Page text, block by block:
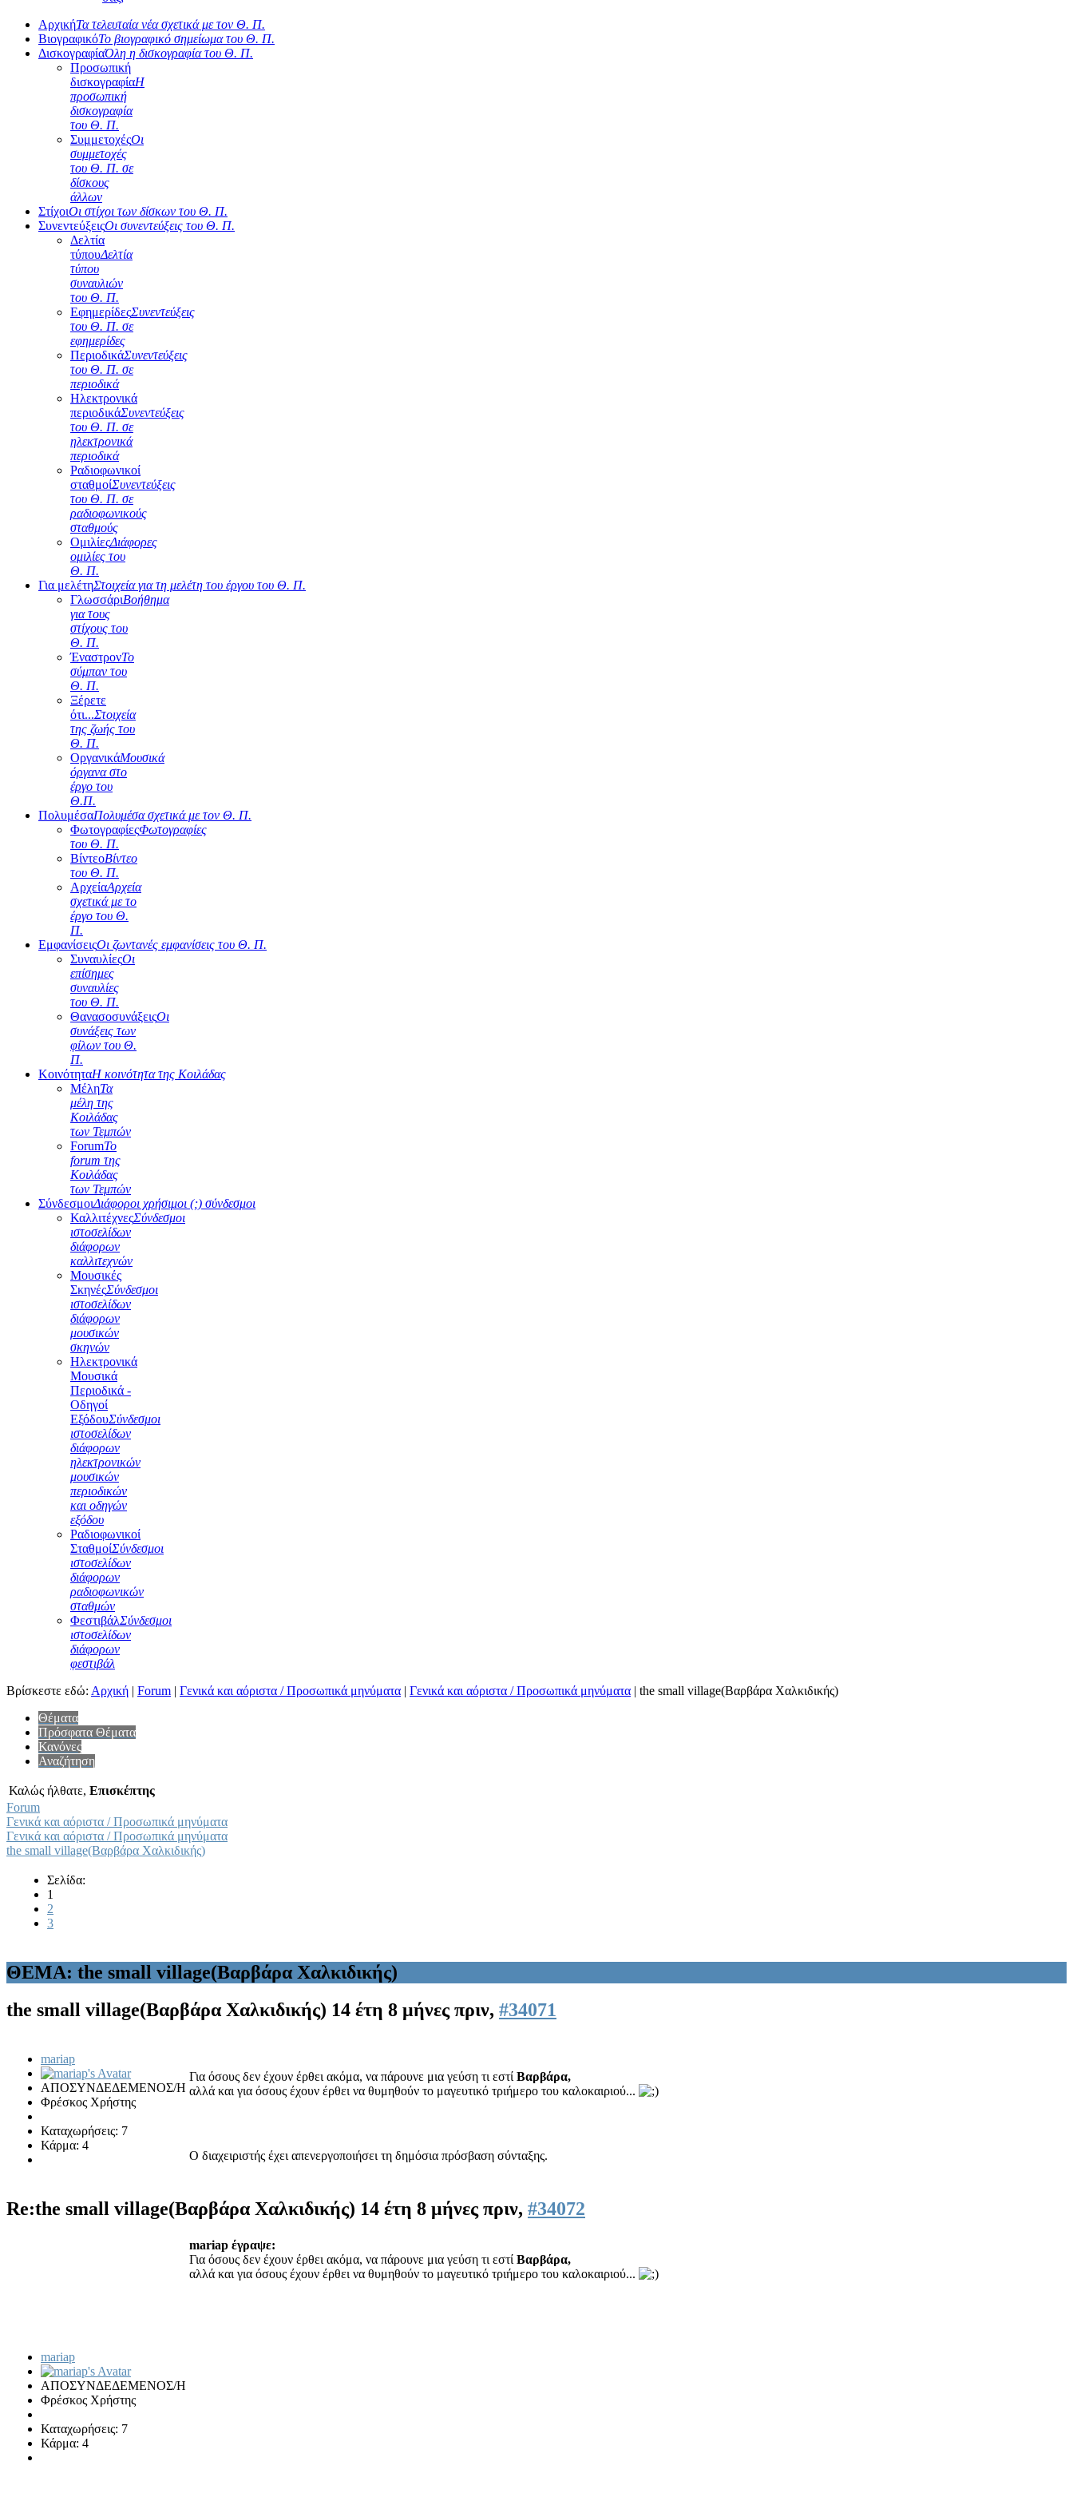
ΑρχικήΤα τελευταία νέα σχετικά με τον Θ. Π.
ΒιογραφικόΤο βιογραφικό σημείωμα του Θ. Π.
ΔισκογραφίαΌλη η δισκογραφία του Θ. Π.
Προσωπική
δισκογραφίαΗ
προσωπική
δισκογραφία
του Θ. Π.
ΣυμμετοχέςΟι
συμμετοχές
του Θ. Π. σε
δίσκους
άλλων
ΣτίχοιΟι στίχοι των δίσκων του Θ. Π.
ΣυνεντεύξειςΟι συνεντεύξεις του Θ. Π.
Δελτία
τύπουΔελτία
τύπου
συναυλιών
του Θ. Π.
ΕφημερίδεςΣυνεντεύξεις
του Θ. Π. σε
εφημερίδες
ΠεριοδικάΣυνεντεύξεις
του Θ. Π. σε
περιοδικά
Ηλεκτρονικά
περιοδικάΣυνεντεύξεις
του Θ. Π. σε
ηλεκτρονικά
περιοδικά
Ραδιοφωνικοί
σταθμοίΣυνεντεύξεις
του Θ. Π. σε
ραδιοφωνικούς
σταθμούς
ΟμιλίεςΔιάφορες
ομιλίες του
Θ. Π.
Για μελέτηΣτοιχεία για τη μελέτη του έργου του Θ. Π.
ΓλωσσάριΒοήθημα
για τους
στίχους του
Θ. Π.
ΈναστρονΤο
σύμπαν του
Θ. Π.
Ξέρετε
ότι...Στοιχεία
της ζωής του
Θ. Π.
ΟργανικάΜουσικά
όργανα στο
έργο του
Θ.Π.
ΠολυμέσαΠολυμέσα σχετικά με τον Θ. Π.
ΦωτογραφίεςΦωτογραφίες
του Θ. Π.
ΒίντεοΒίντεο
του Θ. Π.
ΑρχείαΑρχεία
σχετικά με το
έργο του Θ.
Π.
ΕμφανίσειςΟι ζωντανές εμφανίσεις του Θ. Π.
ΣυναυλίεςΟι
επίσημες
συναυλίες
του Θ. Π.
ΘανασοσυνάξειςΟι
συνάξεις των
φίλων του Θ.
Π.
ΚοινότηταΗ κοινότητα της Κοιλάδας
ΜέληΤα
μέλη της
Κοιλάδας
των Τεμπών
ForumΤο
forum της
Κοιλάδας
των Τεμπών
ΣύνδεσμοιΔιάφοροι χρήσιμοι (;) σύνδεσμοι
ΚαλλιτέχνεςΣύνδεσμοι
ιστοσελίδων
διάφορων
καλλιτεχνών
Μουσικές
ΣκηνέςΣύνδεσμοι
ιστοσελίδων
διάφορων
μουσικών
σκηνών
Ηλεκτρονικά
Μουσικά
Περιοδικά -
Οδηγοί
ΕξόδουΣύνδεσμοι
ιστοσελίδων
διάφορων
ηλεκτρονικών
μουσικών
περιοδικών
και οδηγών
εξόδου
Ραδιοφωνικοί
ΣταθμοίΣύνδεσμοι
ιστοσελίδων
διάφορων
ραδιοφωνικών
σταθμών
ΦεστιβάλΣύνδεσμοι
ιστοσελίδων
διάφορων
φεστιβάλ
Βρίσκεστε εδώ: Αρχική | Forum | Γενικά και αόριστα / Προσωπικά μηνύματα | Γενικά και αόριστα / Προσωπικά μηνύματα | the small village(Βαρβάρα Χαλκιδικής)
Θέματα
Πρόσφατα Θέματα
Κανόνες
Αναζήτηση
Καλώς ήλθατε, Επισκέπτης
Forum
Γενικά και αόριστα / Προσωπικά μηνύματα
Γενικά και αόριστα / Προσωπικά μηνύματα
the small village(Βαρβάρα Χαλκιδικής)
Σελίδα:
1
2
3
ΘΕΜΑ: the small village(Βαρβάρα Χαλκιδικής)
the small village(Βαρβάρα Χαλκιδικής) 14 έτη 8 μήνες πριν, #34071
mariap
ΑΠΟΣΥΝΔΕΔΕΜΕΝΟΣ/Η
Φρέσκος Χρήστης
Καταχωρήσεις: 7
Κάρμα: 4
Για όσους δεν έχουν έρθει ακόμα, να πάρουνε μια γεύση τι εστί Βαρβάρα,
αλλά και για όσους έχουν έρθει να θυμηθούν το μαγευτικό τριήμερο του καλοκαιριού...
Ο διαχειριστής έχει απενεργοποιήσει τη δημόσια πρόσβαση σύνταξης.
Re:the small village(Βαρβάρα Χαλκιδικής) 14 έτη 8 μήνες πριν, #34072
mariap
ΑΠΟΣΥΝΔΕΔΕΜΕΝΟΣ/Η
Φρέσκος Χρήστης
Καταχωρήσεις: 7
Κάρμα: 4
mariap έγραψε:
Για όσους δεν έχουν έρθει ακόμα, να πάρουνε μια γεύση τι εστί Βαρβάρα,
αλλά και για όσους έχουν έρθει να θυμηθούν το μαγευτικό τριήμερο του καλοκαιριού...